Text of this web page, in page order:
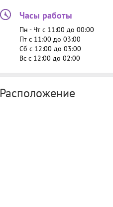
Часы работы
Пн - Чт c 11:00 до 00:00
Пт c 11:00 до 03:00
Сб c 12:00 до 03:00
Вс c 12:00 до 02:00
Расположение